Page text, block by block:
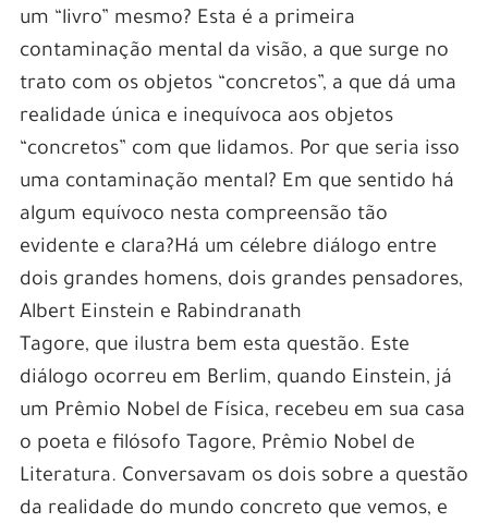
um “livro” mesmo? Esta é a primeira
contaminação mental da visão, a que surge no
trato com os objetos “concretos”, a que dá uma
realidade única e inequívoca aos objetos
“concretos” com que lidamos. Por que seria isso
uma contaminação mental? Em que sentido há
algum equívoco nesta compreensão tão
evidente e clara?Há um célebre diálogo entre
dois grandes homens, dois grandes pensadores,
Albert Einstein e Rabindranath
Tagore, que ilustra bem esta questão. Este
diálogo ocorreu em Berlim, quando Einstein, já
um Prêmio Nobel de Física, recebeu em sua casa
o poeta e filósofo Tagore, Prêmio Nobel de
Literatura. Conversavam os dois sobre a questão
da realidade do mundo concreto que vemos, e